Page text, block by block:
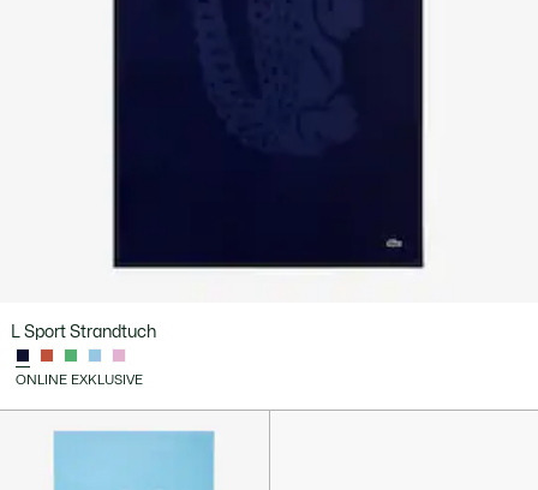
L Sport Strandtuch
ONLINE EXKLUSIVE